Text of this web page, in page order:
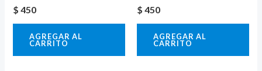
$ 450
AGREGAR AL
CARRITO
$ 450
AGREGAR AL
CARRITO